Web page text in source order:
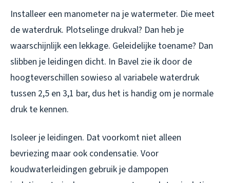
Installeer een manometer na je watermeter. Die meet
de waterdruk. Plotselinge drukval? Dan heb je
waarschijnlijk een lekkage. Geleidelijke toename? Dan
slibben je leidingen dicht. In Bavel zie ik door de
hoogteverschillen sowieso al variabele waterdruk
tussen 2,5 en 3,1 bar, dus het is handig om je normale
druk te kennen.
Isoleer je leidingen. Dat voorkomt niet alleen
bevriezing maar ook condensatie. Voor
koudwaterleidingen gebruik je dampopen